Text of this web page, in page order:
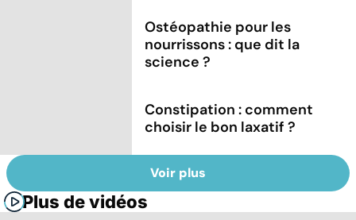
Ostéopathie pour les
nourrissons : que dit la
science ?
Constipation : comment
choisir le bon laxatif ?
Voir plus
Plus de vidéos